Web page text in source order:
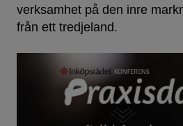
verksamhet på den inre
från ett tredjeland.